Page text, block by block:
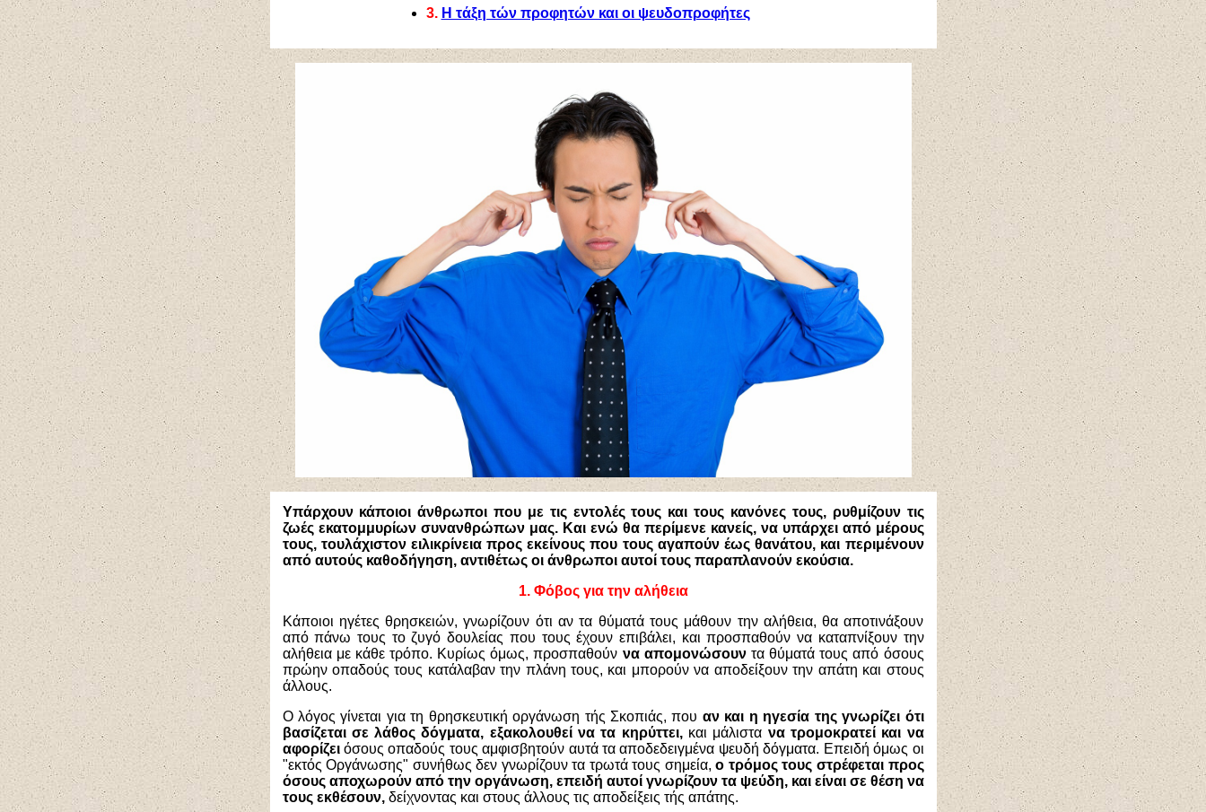
3. Η τάξη τών προφητών και οι ψευδοπροφήτες
Υπάρχουν κάποιοι άνθρωποι που με τις εντολές τους και τους κανόνες τους, ρυθμίζουν τις
ζωές εκατομμυρίων συνανθρώπων μας. Και ενώ θα περίμενε κανείς, να υπάρχει από μέρους
τους, τουλάχιστον ειλικρίνεια προς εκείνους που τους αγαπούν έως θανάτου, και περιμένουν
από αυτούς καθοδήγηση, αντιθέτως οι άνθρωποι αυτοί τους παραπλανούν εκούσια.
1. Φόβος για την αλήθεια
Κάποιοι ηγέτες θρησκειών, γνωρίζουν ότι αν τα θύματά τους μάθουν την αλήθεια, θα αποτινάξουν
από πάνω τους το ζυγό δουλείας που τους έχουν επιβάλει, και προσπαθούν να καταπνίξουν την
αλήθεια με κάθε τρόπο. Κυρίως όμως, προσπαθούν να απομονώσουντα θύματά τους από όσους
πρώην οπαδούς τους κατάλαβαν την πλάνη τους, και μπορούν να αποδείξουν την απάτη και στους
άλλους.
Ο λόγος γίνεται για τη θρησκευτική οργάνωση τής Σκοπιάς, που αν και η ηγεσία της γνωρίζει ότι
βασίζεται σε λάθος δόγματα, εξακολουθεί να τα κηρύττει,και μάλιστα να τρομοκρατεί και να
αφορίζειόσους οπαδούς τους αμφισβητούν αυτά τα αποδεδειγμένα ψευδή δόγματα. Επειδή όμως οι
"εκτός Οργάνωσης" συνήθως δεν γνωρίζουν τα τρωτά τους σημεία,ο τρόμος τους στρέφεται προς
όσους αποχωρούν από την οργάνωση, επειδή αυτοί γνωρίζουν τα ψεύδη, και είναι σε θέση να
τους εκθέσουν,δείχνοντας και στους άλλους τις αποδείξεις τής απάτης.